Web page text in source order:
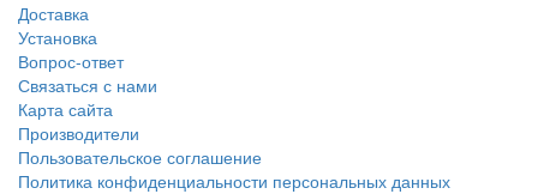
Доставка
Установка
Вопрос-ответ
Связаться с нами
Карта сайта
Производители
Пользовательское соглашение
Политика конфиденциальности персональных данных